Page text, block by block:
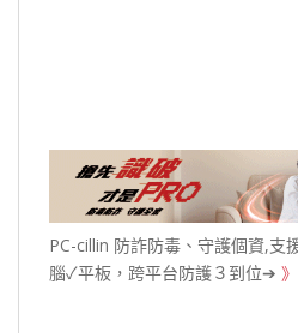
PC-cillin 防詐防毒、守護個資,
腦✓平板，跨平台防護３到位➔